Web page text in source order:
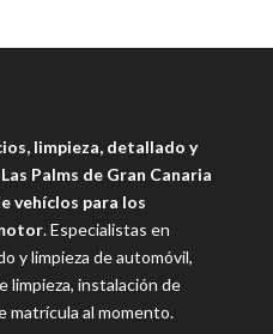
limpieza, detallado y
Palms de Gran Canaria
vehíclos para los
. Especialistas en
y limpieza de automóvil,
limpieza, instalación de
matrícula al momento.